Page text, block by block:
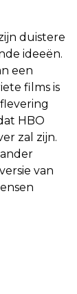
duistere
ideeën.
een
films is
HBO
zal zijn.
van